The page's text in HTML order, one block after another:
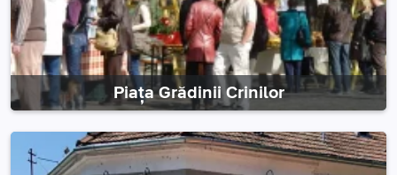
Piața Grădinii Crinilor